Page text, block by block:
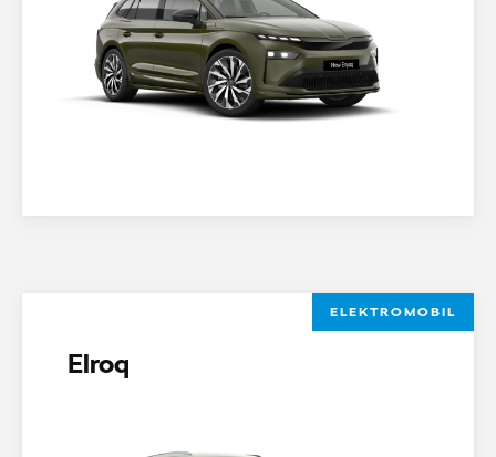
ELEKTROMOBIL
Elroq